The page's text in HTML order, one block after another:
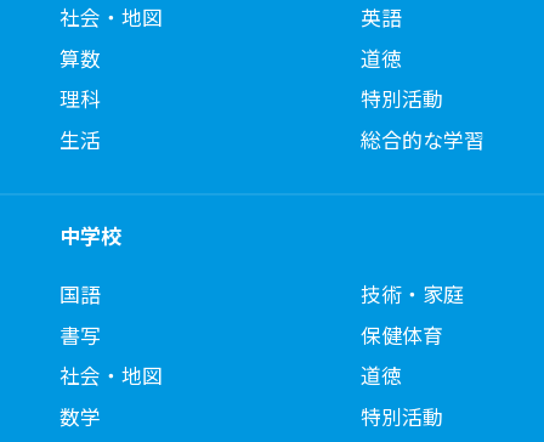
社会・地図
算数
理科
生活
英語
道徳
特別活動
総合的な学習
中学校
国語
書写
社会・地図
数学
技術・家庭
保健体育
道徳
特別活動